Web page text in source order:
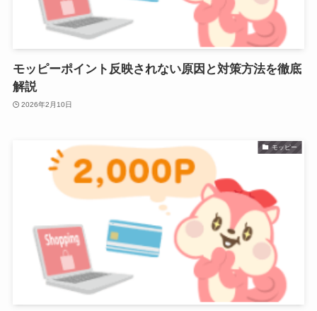
モッピーポイント反映されない原因と対策方法を徹底
解説
2026年2月10日
モッピー